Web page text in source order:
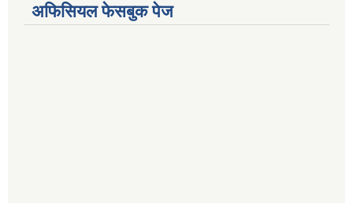
अफिसियल फेसबुक पेज